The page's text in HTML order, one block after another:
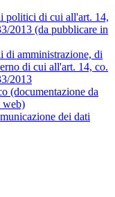
politici di cui all'art. 14,
2013 (da pubblicare in
di amministrazione, di
di cui all'art. 14, co.
2013
(documentazione da
web)
dei dati